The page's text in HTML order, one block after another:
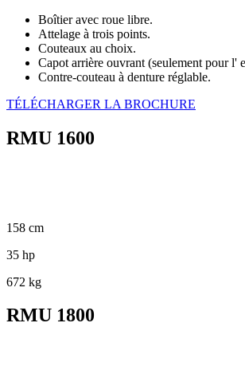
Boîtier avec roue libre.
Attelage à trois points.
Couteaux au choix.
Capot arrière ouvrant (seulement pour l'
Contre-couteau à denture réglable.
TÉLÉCHARGER LA BROCHURE
RMU 1600
158 cm
35 hp
672 kg
RMU 1800